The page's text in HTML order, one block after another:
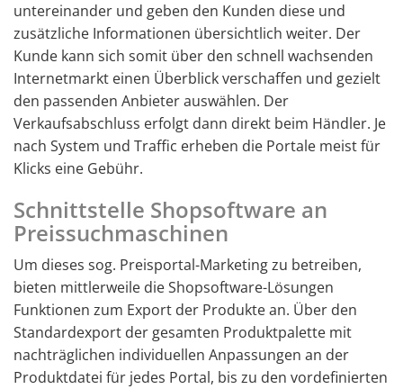
untereinander und geben den Kunden diese und
zusätzliche Informationen übersichtlich weiter. Der
Kunde kann sich somit über den schnell wachsenden
Internetmarkt einen Überblick verschaffen und gezielt
den passenden Anbieter auswählen. Der
Verkaufsabschluss erfolgt dann direkt beim Händler. Je
nach System und Traffic erheben die Portale meist für
Klicks eine Gebühr.
Schnittstelle Shopsoftware an
Preissuchmaschinen
Um dieses sog. Preisportal-Marketing zu betreiben,
bieten mittlerweile die Shopsoftware-Lösungen
Funktionen zum Export der Produkte an. Über den
Standardexport der gesamten Produktpalette mit
nachträglichen individuellen Anpassungen an der
Produktdatei für jedes Portal, bis zu den vordefinierten